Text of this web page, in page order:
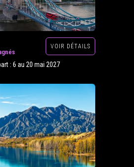
VOIR DÉTAILS
: 6 au 20 mai 2027